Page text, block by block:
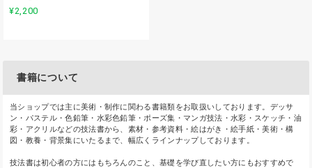
¥2,200
書籍について
当ショップでは主に美術・制作に関わる書籍類をお取扱いしております。デッサ
ン・パステル・色鉛筆・水彩色鉛筆・ポーズ集・マンガ技法・水彩・スケッチ・油
彩・アクリルなどの技法書から、素材・参考資料・絵はがき・絵手紙・美術・構
図・教養・背景集にいたるまで、幅広くラインナップしております。
技法書は初心者の方にはもちろんのこと、基礎を学び直したい方にもおすすめで